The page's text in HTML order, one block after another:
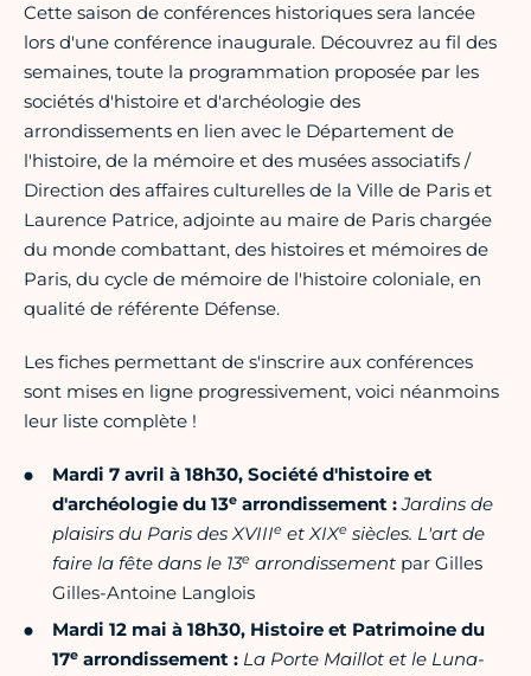
Cette saison de conférences historiques sera lancée
lors d'une conférence inaugurale. Découvrez au fil des
semaines, toute la programmation proposée par les
sociétés d'histoire et d'archéologie des
arrondissements en lien avec le Département de
l'histoire, de la mémoire et des musées associatifs /
Direction des affaires culturelles de la Ville de Paris et
Laurence Patrice, adjointe au maire de Paris chargée
du monde combattant, des histoires et mémoires de
Paris, du cycle de mémoire de l'histoire coloniale, en
qualité de référente Défense.
Les fiches permettant de s'inscrire aux conférences
sont mises en ligne progressivement, voici néanmoins
leur liste complète !
Mardi 7 avril à 18h30, Société d'histoire et
d'archéologie du 13e arrondissement :Jardins de
plaisirs du Paris des XVIIIe et XIXe siècles. L'art de
faire la fête dans le 13e arrondissement par Gilles
Gilles-Antoine Langlois
Mardi 12 mai à 18h30, Histoire et Patrimoine du
17e arrondissement : La Porte Maillot et le Luna-